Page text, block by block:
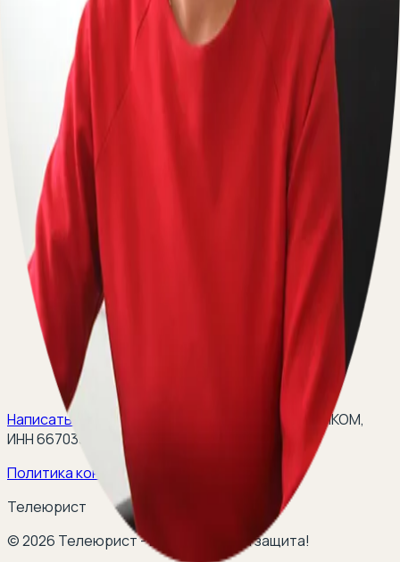
Написать на email:
ООО ЭЛКОМ,
ИНН 6670334641, ОГРН 1116670009796
Политика конфиденциальности
Телеюрист
©2026 Телеюрист - ваша правовая защита!